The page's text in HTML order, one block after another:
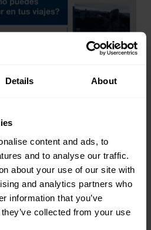
Details About
content and ads, to
and to analyse our traffic.
about your use of our site with
and analytics partners who
information that you’ve
collected from your use